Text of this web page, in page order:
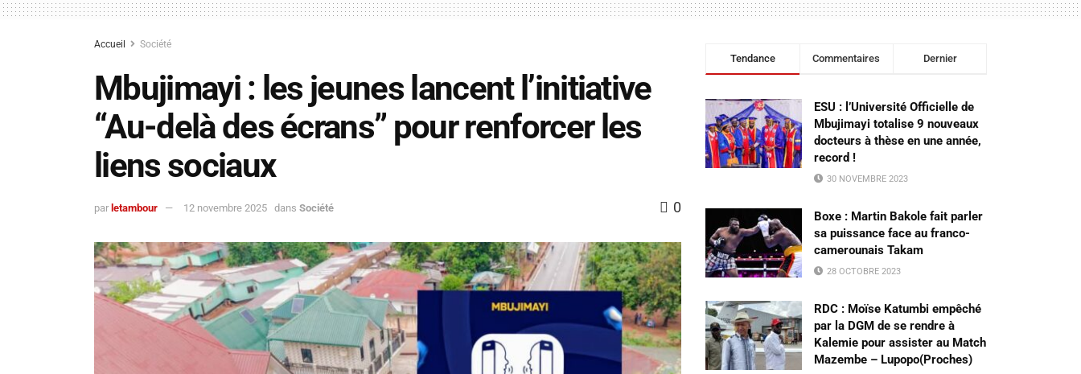
Accueil Société
Mbujimayi : les jeunes lancent l’initiative
“Au-delà des écrans” pour renforcer les
liens sociaux
par letambour 12 novembre 2025 dans Société 0
Tendance Commentaires Dernier
ESU : l’Université Officielle de
Mbujimayi totalise 9 nouveaux
docteurs à thèse en une année,
record !
30 NOVEMBRE 2023
Boxe : Martin Bakole fait parler
sa puissance face au franco-
camerounais Takam
28 OCTOBRE 2023
RDC : Moïse Katumbi empêché
par la DGM de se rendre à
Kalemie pour assister au Match
Mazembe – Lupopo(Proches)